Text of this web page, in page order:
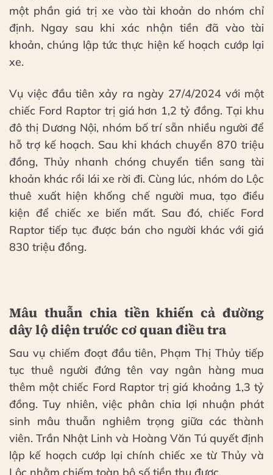
một phần giá trị xe vào tài khoản do nhóm chỉ
định. Ngay sau khi xác nhận tiền đã vào tài
khoản, chúng lập tức thực hiện kế hoạch cướp lại
xe.
Vụ việc đầu tiên xảy ra ngày 27/4/2024 với một
chiếc Ford Raptor trị giá hơn 1,2 tỷ đồng. Tại khu
đô thị Dương Nội, nhóm bố trí sẵn nhiều người để
hỗ trợ kế hoạch. Sau khi khách chuyển 870 triệu
đồng, Thủy nhanh chóng chuyển tiền sang tài
khoản khác rồi lái xe rời đi. Cùng lúc, nhóm do Lộc
thuê xuất hiện khống chế người mua, tạo điều
kiện để chiếc xe biến mất. Sau đó, chiếc Ford
Raptor tiếp tục được bán cho người khác với giá
830 triệu đồng.
Mâu thuẫn chia tiền khiến cả đường
dây lộ diện trước cơ quan điều tra
Sau vụ chiếm đoạt đầu tiên, Phạm Thị Thủy tiếp
tục thuê người đứng tên vay ngân hàng mua
thêm một chiếc Ford Raptor trị giá khoảng 1,3 tỷ
đồng. Tuy nhiên, việc phân chia lợi nhuận phát
sinh mâu thuẫn nghiêm trọng giữa các thành
viên. Trần Nhật Linh và Hoàng Văn Tú quyết định
lập kế hoạch cướp lại chính chiếc xe từ Thủy và
Lộc nhằm chiếm toàn bộ số tiền thu được.